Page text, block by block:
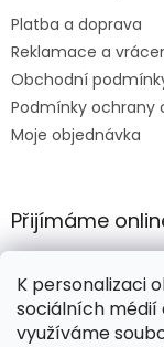
K personalizaci
sociálních médií
využíváme
Platba a doprava
Reklamace a
Obchodní
Podmínky ochrany
Moje objednávka
Přijímáme